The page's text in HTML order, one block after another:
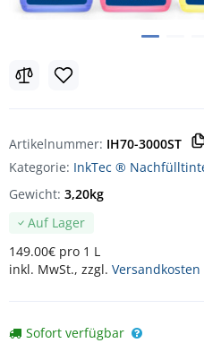
Artikelnummer: IH70-3000ST
Kategorie: InkTec ®
Auf Lager
149.00€ pro 1 L
inkl. MwSt., zzgl. Versandkosten
Gewicht: 3,20kg
Sofort verfügbar